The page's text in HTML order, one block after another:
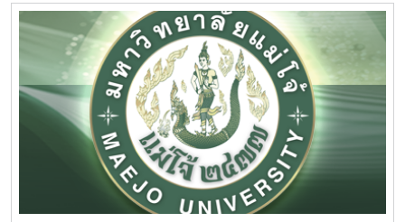
ต้อง ครบถ้วน และเป็นไปตามข้อกำหนดของมหาวิทยาลัยการจัด
โครงการในครั้งนี้มีวัตถุประสงค์เพื่อเสริมสร้างความรู้ ความ
เข้าใจ และพัฒนาศักยภาพบุคลากรด้านการเงินและงบประมาณ
ของมหาวิทยาลัย ให้สามารถจัดทำรายงานทางการเงินของหน่วย
งานและคำนวณต้นทุนผลผลิตได้อย่างถูกต้องตามหลักเกณฑ์และ
มาตรฐานที่กำหนด ตลอดจนสามารถนำข้อมูลที่ได้ไปใช้ในการ
วางแผน การบริหารจัดการ และการตัดสินใจเชิงนโยบายได้อย่าง
มีประสิทธิภาพ อันจะส่งผลต่อการพัฒนาระบบการบริหารจัดการ
ด้านการเงินของมหาวิทยาลัยให้มีความโปร่งใส ตรวจสอบได้ และ
เกิดประโยชน์สูงสุดต่อองค์กรต่อไป
ประชุมดังกล่าวมุ่งเน้นการพิจารณาขอบเขตการดำเนินงานที่
มหาวิทยาลัยประสงค์จะดำเนินการในระยะนำร่อง โดยมีการร่วม
แลกเปลี่ยนข้อมูล ความต้องการใช้งาน และประเด็นทางเทคนิคที่
เกี่ยวข้อง เพื่อนำข้อมูลไปใช้ประกอบการออกแบบแนวทางการ
พัฒนาระบบ (Solution Design) และการบูรณาการข้อมูล
ระหว่างหน่วยงานภายในมหาวิทยาลัย ความร่วมมือในครั้งนี้นับ
เป็นก้าวสำคัญในการยกระดับการบริหารจัดการข้อมูลของ
มหาวิทยาลัยแม่โจ้ โดยมุ่งพัฒนาระบบสารสนเทศที่มีประสิทธิภาพ
เชื่อมโยงข้อมูลอย่างเป็นเอกภาพ และสนับสนุนการดำเนินงาน
ตามภารกิจของมหาวิทยาลัยได้อย่างมีประสิทธิผลในอนาคต